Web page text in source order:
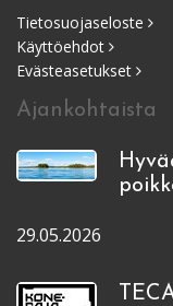
Tietosuojaseloste
Käyttöehdot
Evästeasetukset
Ajankohtaista
29.05.2026